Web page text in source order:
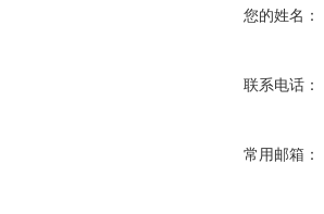
您的姓名：
联系电话：
常用邮箱：